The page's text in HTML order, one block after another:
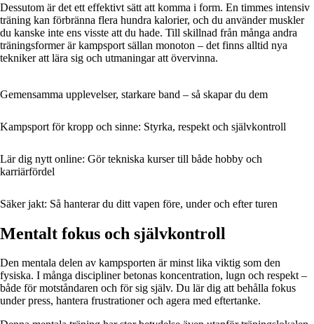
Dessutom är det ett effektivt sätt att komma i form. En timmes intensiv
träning kan förbränna flera hundra kalorier, och du använder muskler
du kanske inte ens visste att du hade. Till skillnad från många andra
träningsformer är kampsport sällan monoton – det finns alltid nya
tekniker att lära sig och utmaningar att övervinna.
Gemensamma upplevelser, starkare band – så skapar du dem
Kampsport för kropp och sinne: Styrka, respekt och självkontroll
Lär dig nytt online: Gör tekniska kurser till både hobby och
karriärfördel
Säker jakt: Så hanterar du ditt vapen före, under och efter turen
Mentalt fokus och självkontroll
Den mentala delen av kampsporten är minst lika viktig som den
fysiska. I många discipliner betonas koncentration, lugn och respekt –
både för motståndaren och för sig själv. Du lär dig att behålla fokus
under press, hantera frustrationer och agera med eftertanke.